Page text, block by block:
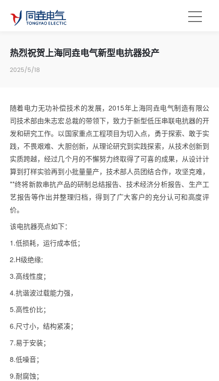
热烈祝贺上海同垚电气新型电抗器投产
2025/5/18
随着电力无功补偿技术的发展，2015年上海同垚电气制造有限公
司技术部由朱志宏总裁的带领下，致力于新型低压串联电抗器的开
发和研究工作。以国家重点工程项目为切入点，勇于探索、敢于实
践，不畏艰难、大胆创新，从理论研究到实践探索，从技术创新到
实质跨越，经过几个月的不懈努力终取得了可喜的成果，从设计计
算到打样实验再到小批量量产，技术部人员团结合作，攻坚克难，
**终将新款串抗产品的研制总结报告、技术经济分析报告、生产工
艺报告等作出并整理归档，得到了广大客户的充分认可和高度评
价。
该电抗器亮点如下：
1.低损耗，运行成本低；
2.H级绝缘;
3.高线性度；
4.抗谐波过载能力强，
5.高性价比；
6.尺寸小，结构紧凑；
7.易于安装；
8.低噪音；
9.耐腐蚀；